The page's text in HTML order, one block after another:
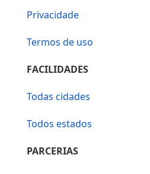
Privacidade
Termos de uso
FACILIDADES
Todas cidades
Todos estados
PARCERIAS